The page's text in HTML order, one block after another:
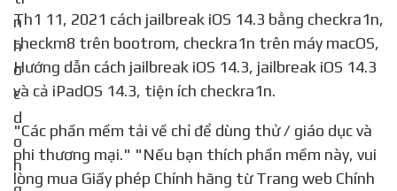
Th1 11, 2021 cách jailbreak iOS 14.3 bằng checkra1n,
checkm8 trên bootrom, checkra1n trên máy macOS,
Hướng dẫn cách jailbreak iOS 14.3, jailbreak iOS 14.3
và cả iPadOS 14.3, tiện ích checkra1n.
"Các phần mềm tải về chỉ để dùng thử / giáo dục và
phi thương mại." "Nếu bạn thích phần mềm này, vui
lòng mua Giấy phép Chính hãng từ Trang web Chính